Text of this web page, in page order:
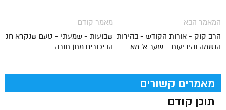
מאמר קודם
שבועות - שמעתי - טעם שנקרא חג
הביכורים מתן תורה
המאמר הבא
הרב קוק - אורות הקודש - בהירות
הנשמה והידיעות - שער א' מא
מאמרים קשורים
תוכן קודם